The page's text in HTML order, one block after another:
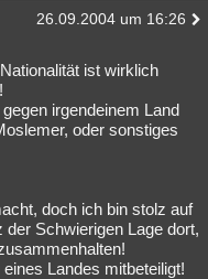
26.09.2004 um 16:26
ist wirklich
irgendeinem Land
oder sonstiges
doch ich bin stolz auf
Schwierigen Lage dort,
Landes mitbeteiligt!